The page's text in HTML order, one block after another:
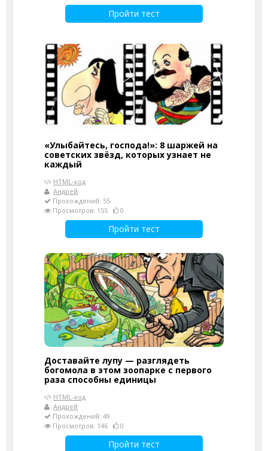
Пройти тест
«Улыбайтесь, господа!»: 8 шаржей на
советских звёзд, которых узнает не
каждый
HTML-код
Андрей
Прохождений: 55
Просмотров: 155
0
Пройти тест
Доставайте лупу — разглядеть
богомола в этом зоопарке с первого
раза способны единицы
HTML-код
Андрей
Прохождений: 49
Просмотров: 146
0
Пройти тест